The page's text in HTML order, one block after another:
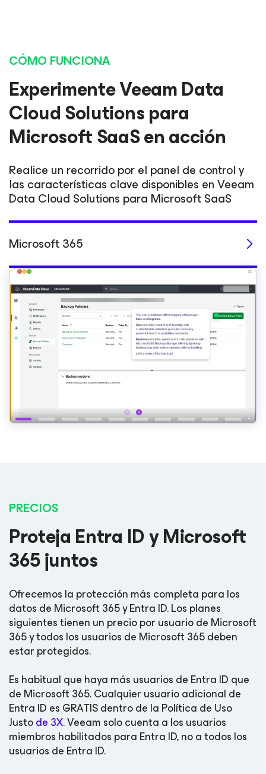
CÓMO FUNCIONA
Experimente Veeam Data
Cloud Solutions para
Microsoft SaaS en acción
Realice un recorrido por el panel de control y
las características clave disponibles en Veeam
Data Cloud Solutions para Microsoft SaaS
Microsoft 365
PRECIOS
Proteja Entra ID y Microsoft
365 juntos
Ofrecemos la protección más completa para los
datos de Microsoft 365 y Entra ID. Los planes
siguientes tienen un precio por usuario de Microsoft
365 y todos los usuarios de Microsoft 365 deben
estar protegidos.
Es habitual que haya más usuarios de Entra ID que
de Microsoft 365. Cualquier usuario adicional de
Entra ID es GRATIS dentro de la Política de Uso
Justode 3X. Veeam solo cuenta a los usuarios
miembros habilitados para Entra ID, no a todos los
usuarios de Entra ID.